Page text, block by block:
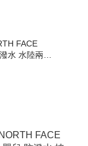
FACE
水 水陸兩用